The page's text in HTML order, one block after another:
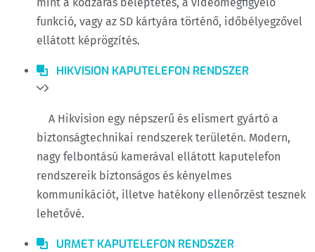
funkció, vagy az SD kártyára történő, időbélyegzővel
ellátott képrögzítés.
HIKVISION KAPUTELEFON RENDSZER
A Hikvision egy népszerű és elismert gyártó a
biztonságtechnikai rendszerek területén. Modern,
nagy felbontású kamerával ellátott kaputelefon
rendszereik biztonságos és kényelmes
kommunikációt, illetve hatékony ellenőrzést tesznek
lehetővé.
URMET KAPUTELEFON RENDSZER